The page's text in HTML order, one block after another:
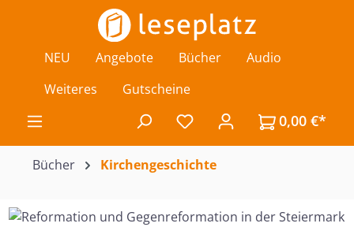
Zum Hauptinhalt springen
NEU Angebote Bücher
Audio
Weiteres
Gutscheine
Du hast 0 Produkte auf
0,00 €*
Bücher Kirchengeschichte
Bildergalerie überspringen